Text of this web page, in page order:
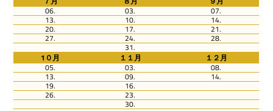
06.
03. 07.
13. 10. 14.
20. 17. 21.
27. 24. 28.
31.
1０月
１１月
１２月
05.
03. 08.
13. 09. 14.
19. 16.
26. 23.
30.